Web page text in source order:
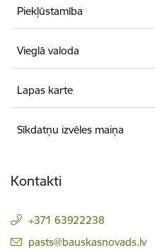
Piekļūstamība
Vieglā valoda
Lapas karte
Sīkdatņu izvēles maiņa
Kontakti
+371 63922238
E-pasts:
pasts@bauskasnovads.lv